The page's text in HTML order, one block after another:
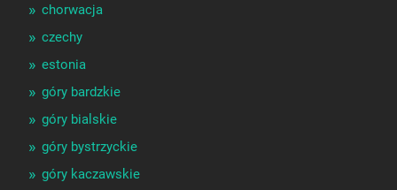
chorwacja
czechy
estonia
góry bardzkie
góry bialskie
góry bystrzyckie
góry kaczawskie